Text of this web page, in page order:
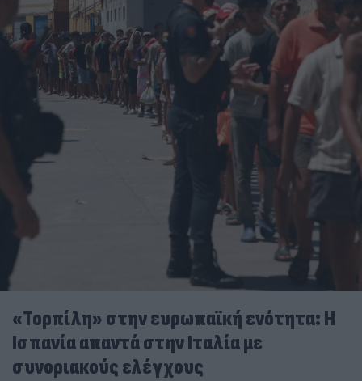
«Τορπίλη» στην ευρωπαϊκή ενότητα: Η
Ισπανία απαντά στην Ιταλία με
συνοριακούς ελέγχους